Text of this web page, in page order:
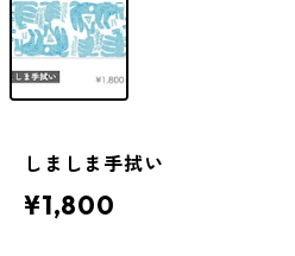
しましま手拭い
¥1,800